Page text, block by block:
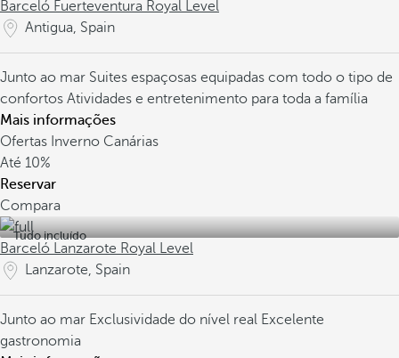
Barceló Fuerteventura Royal Level
Antigua, Spain
Junto ao mar Suites espaçosas equipadas com todo o tipo de
confortos Atividades e entretenimento para toda a família
Mais informações
Ofertas Inverno Canárias
Até 10%
Reservar
Compara
Tudo incluído
Barceló Lanzarote Royal Level
Lanzarote, Spain
Junto ao mar Exclusividade do nível real Excelente
gastronomia